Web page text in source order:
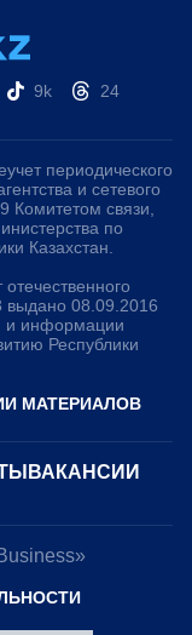
9k 24
периодического
и сетевого
связи,
по
Казахстан.
выдано 08.09.2016
и информации
Республики
МАТЕРИАЛОВ
ВАКАНСИИ